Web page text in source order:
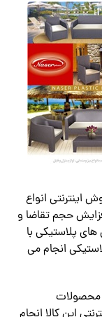
اینترنتی انواع
حجم تقاضا و
پلاستیکی با
انجام می
محصولات